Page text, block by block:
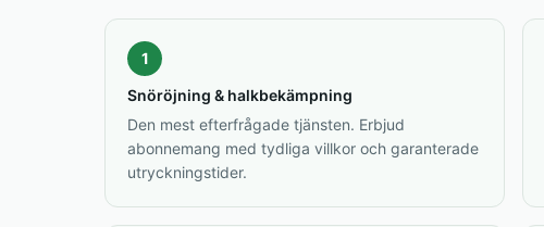
1
Snöröjning & halkbekämpning
Den mest efterfrågade tjänsten. Erbjud
abonnemang med tydliga villkor och garanterade
utryckningstider.